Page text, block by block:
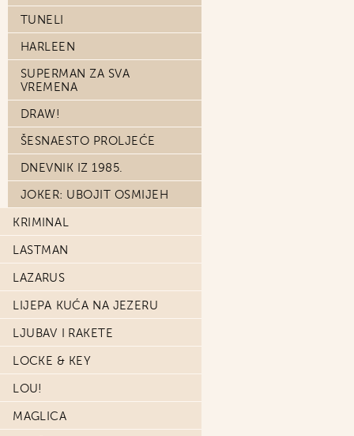
TUNELI
HARLEEN
SUPERMAN ZA SVA
VREMENA
DRAW!
ŠESNAESTO PROLJEĆE
DNEVNIK IZ 1985.
JOKER: UBOJIT OSMIJEH
KRIMINAL
LASTMAN
LAZARUS
LIJEPA KUĆA NA JEZERU
LJUBAV I RAKETE
LOCKE & KEY
LOU!
MAGLICA